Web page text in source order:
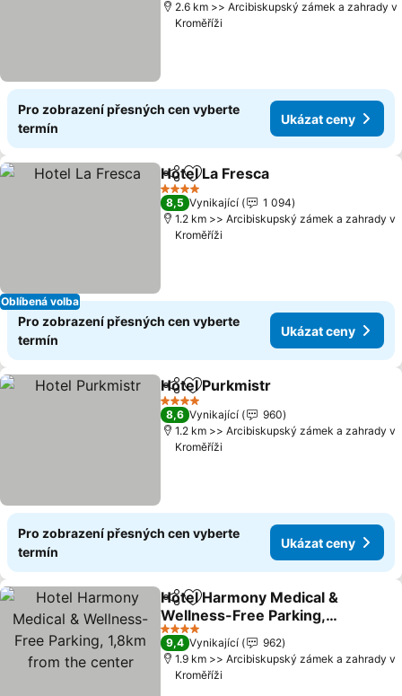
2.6 km >> Arcibiskupský zámek a zahrady v
Kroměříži
Pro zobrazení přesných cen vyberte
termín
Ukázat ceny
Oblíbená volba
SdíletPřidat na seznam oblíbených
Hotel La Fresca
4 Počet hvězdiček
8,5 Vynikající
1 094
1.2 km >> Arcibiskupský zámek a zahrady v
Kroměříži
Pro zobrazení přesných cen vyberte
termín
Ukázat ceny
SdíletPřidat na seznam oblíbených
Hotel Purkmistr
4 Počet hvězdiček
8,6 Vynikající
960
1.2 km >> Arcibiskupský zámek a zahrady v
Kroměříži
Pro zobrazení přesných cen vyberte
termín
Ukázat ceny
SdíletPřidat na seznam oblíbených
Hotel Harmony Medical &
Wellness-Free Parking,
1,8km from the center
Ukázat ceny
4 Počet hvězdiček
9,4 Vynikající
962
1.9 km >> Arcibiskupský zámek a zahrady v
Kroměříži